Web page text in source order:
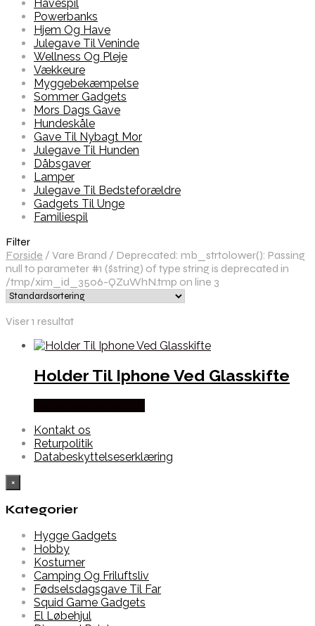
Havespil
Powerbanks
Hjem Og Have
Julegave Til Veninde
Wellness Og Pleje
Vækkeure
Myggebekæmpelse
Sommer Gadgets
Mors Dags Gave
Hundeskåle
Gave Til Nybagt Mor
Julegave Til Hunden
Dåbsgaver
Lamper
Julegave Til Bedsteforældre
Gadgets Til Unge
Familiespil
Filter
Forside / Vare Brand / Deprecated: mb_strtolower(): Passing
null to parameter #1 ($string) of type string is deprecated in
/tmp/xim_id_3506-QZuWhN.tmp on line 3
Viser 1 resultat
Holder Til Iphone Ved Glasskifte
Kontakt os
Returpolitik
Databeskyttelseserklæring
×
Kategorier
Hygge Gadgets
Hobby
Kostumer
Camping Og Friluftsliv
Fødselsdagsgave Til Far
Squid Game Gadgets
El Løbehjul